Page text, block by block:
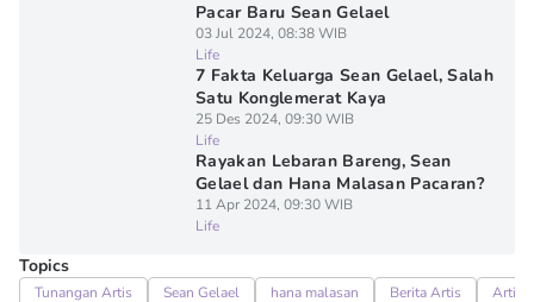
Pacar Baru Sean Gelael
03 Jul 2024, 08:38 WIB
Life
7 Fakta Keluarga Sean Gelael, Salah
Satu Konglemerat Kaya
25 Des 2024, 09:30 WIB
Life
Rayakan Lebaran Bareng, Sean
Gelael dan Hana Malasan Pacaran?
11 Apr 2024, 09:30 WIB
Life
Topics
Tunangan Artis Sean Gelael hana malasan Berita Artis
Artis